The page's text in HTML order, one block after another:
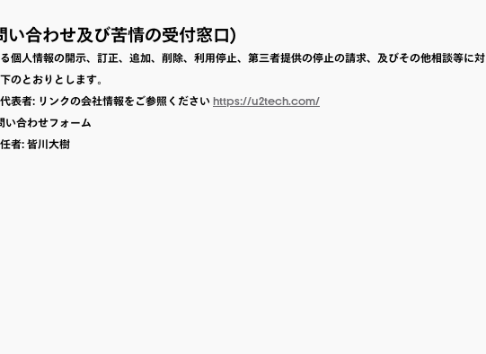
い合わせ及び苦情の受付窓口)
個人情報の開示、訂正、追加、削除、利用停止、第三者提供の停止の請求、及びその他相談等に対
のとおりとします。
表者: リンクの会社情報をご参照ください https://u2tech.com/
い合わせフォーム
者: 皆川大樹